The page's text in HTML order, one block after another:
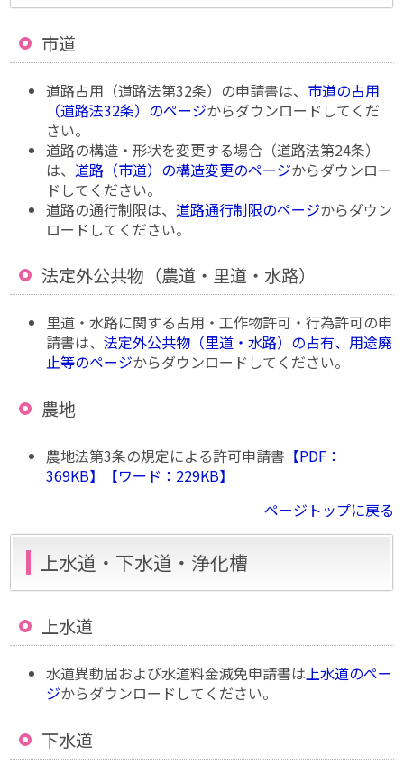
市道
道路占用（道路法第32条）の申請書は、 市道の占用
（道路法32条）のページからダウンロードしてくだ
さい。
道路の構造・形状を変更する場合（道路法第24条）
は、道路（市道）の構造変更のページからダウンロー
ドしてください。
道路の通行制限は、道路通行制限のページからダウン
ロードしてください。
法定外公共物（農道・里道・水路）
里道・水路に関する占用・工作物許可・行為許可の申
請書は、法定外公共物（里道・水路）の占有、用途廃
止等のページからダウンロードしてください。
農地
農地法第3条の規定による許可申請書 【PDF：
369KB】
【ワード：229KB】
ページトップに戻る
上水道・下水道・浄化槽
上水道
水道異動届および水道料金減免申請書は上水道のペー
ジからダウンロードしてください。
下水道